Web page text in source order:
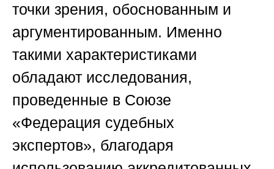
точки зрения, обоснованным и
аргументированным. Именно
такими характеристиками
обладают исследования,
проведенные в Союзе
«Федерация судебных
экспертов», благодаря